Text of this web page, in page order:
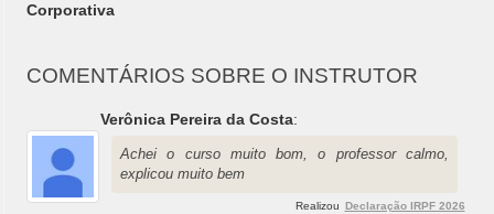
Corporativa
COMENTÁRIOS SOBRE O INSTRUTOR
Verônica Pereira da Costa:
Achei o curso muito bom, o professor calmo,
explicou muito bem
Realizou Declaração IRPF 2026